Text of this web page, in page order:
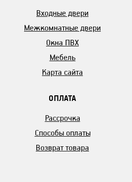
Входные двери
Межкомнатные двери
Окна ПВХ
Мебель
Карта сайта
ОПЛАТА
Рассрочка
Способы оплаты
Возврат товара